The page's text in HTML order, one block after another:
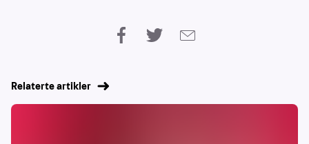
Relaterte artikler